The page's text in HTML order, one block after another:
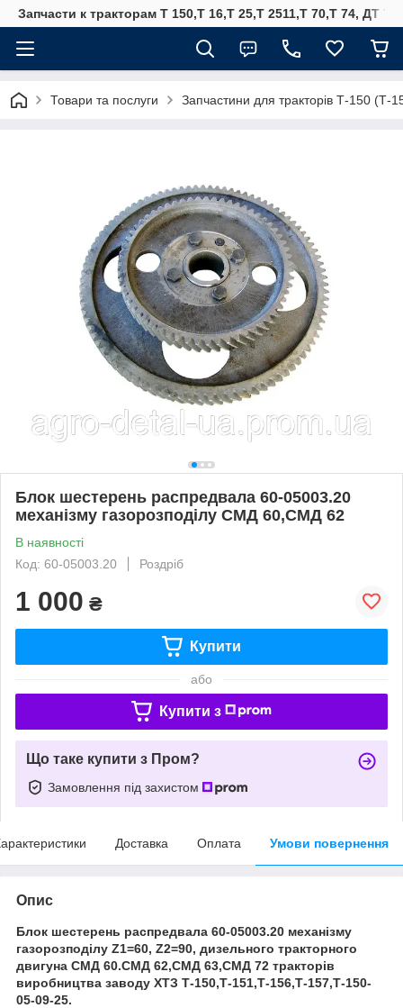
Запчасти к тракторам Т 150,Т 16,Т 25,Т 2511,Т 70,Т 74, ДТ
Товари та послуги Запчастини для тракторів Т-150
Блок шестерень распредвала 60-05003.20
механізму газорозподілу СМД 60,СМД 62
В наявності
Код: 60-05003.20
Роздріб
1 000 ₴
Купити
або
Купити з
Що таке купити з Пром?
Замовлення під захистом
Доставка Оплата Умови повернення
Опис
Блок шестерень распредвала 60-05003.20 механізму
газорозподілу Z1=60, Z2=90, дизельного тракторного
двигуна СМД 60.СМД 62,СМД 63,СМД 72 тракторів
виробництва заводу ХТЗ Т-150,Т-151,Т-156,Т-157,Т-150-
05-09-25.